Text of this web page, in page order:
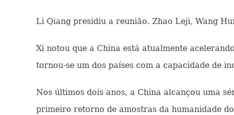
Li Qiang presidiu a reunião. Zhao Leji, Wang
Xi notou que a China está atualmente
tornou-se um dos países com a capacidade de
Nos últimos dois anos, a China alcançou uma
primeiro retorno de amostras da humanidade